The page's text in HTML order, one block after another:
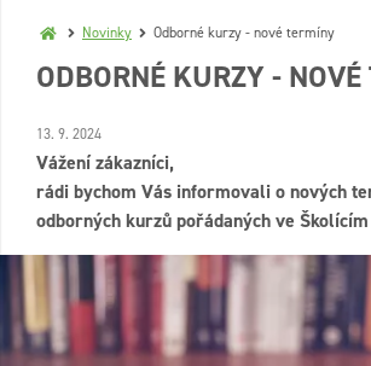
Novinky Odborné kurzy - nové termíny
ODBORNÉ KURZY -
13. 9. 2024
Vážení zákazníci,
rádi bychom Vás informovali o nových
odborných kurzů pořádaných ve